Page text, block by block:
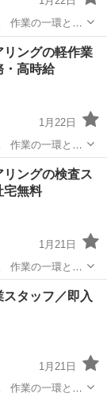
作業の一環とし
られます。 経験
め、安心してご
リングの軽作業
・高時給
1月22日
作業の一環とし
られます。 経験
め、安心してご
リングの検査ス
宅無料
1月21日
作業の一環とし
られます。 経験
め、安心してご
スタッフ／即入
1月21日
作業の一環とし